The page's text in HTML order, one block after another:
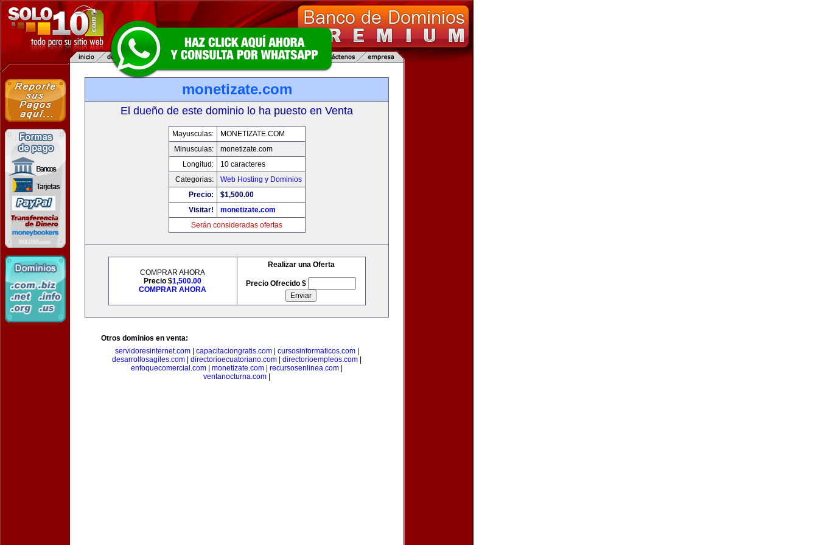
monetizate.com
El dueño de este dominio lo ha puesto en Venta
Mayusculas:
MONETIZATE.COM
Minusculas:
monetizate.com
Longitud:
10 caracteres
Categorias:
Web Hosting y Dominios
Precio:
$1,500.00
Visitar!
monetizate.com
Serán consideradas ofertas
COMPRAR AHORA
Precio $1,500.00
COMPRAR AHORA
Realizar una Oferta
Precio Ofrecido $
Otros dominios en venta:
servidoresinternet.com| capacitaciongratis.com| cursosinformaticos.com|
desarrollosagiles.com
directorioecuatoriano.com directorioempleos.com
enfoquecomercial.com
monetizate.com recursosenlinea.com
ventanocturna.com